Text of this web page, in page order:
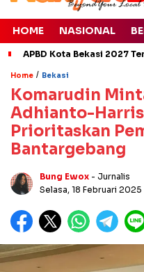
HOME NASIONAL
APBD Kota Bekasi 2027
Home / Bekasi
Komarudin
Adhianto-
Prioritaskan
Bantargebang
Bung Ewox - Jurnalis
Selasa, 18 Februari 2025